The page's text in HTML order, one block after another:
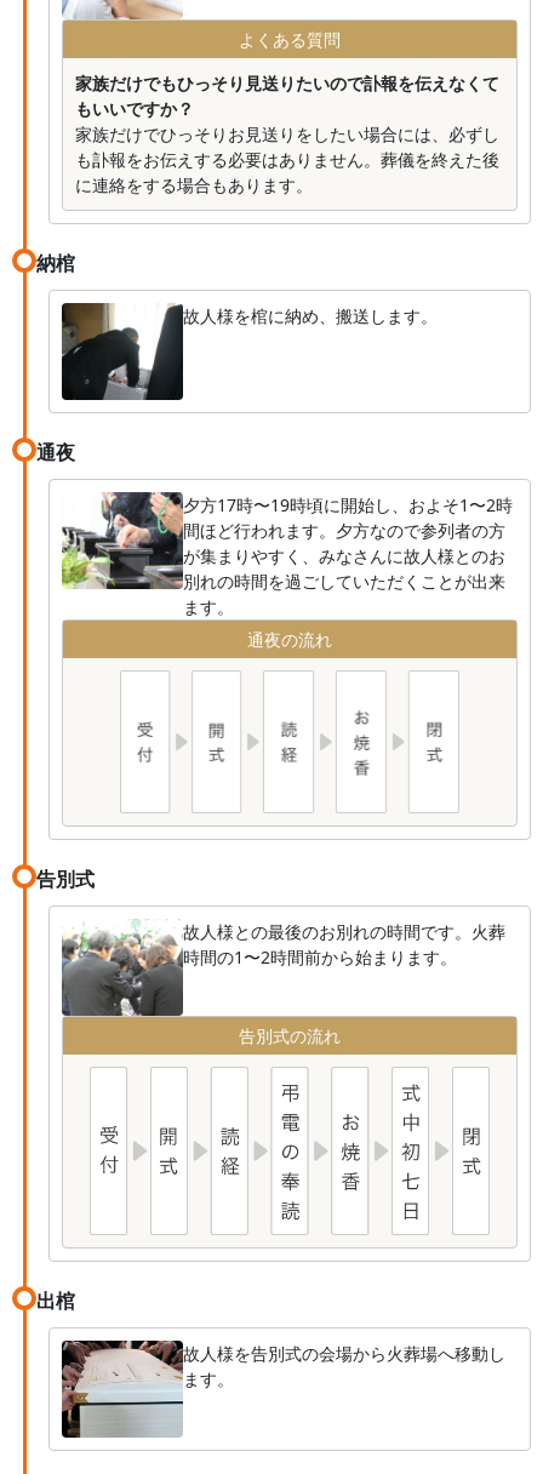
よくある質問
家族だけでもひっそり見送りたいので訃報を伝えなくて
もいいですか？
家族だけでひっそりお見送りをしたい場合には、必ずし
も訃報をお伝えする必要はありません。葬儀を終えた後
に連絡をする場合もあります。
納棺
故人様を棺に納め、搬送します。
通夜
夕方17時〜19時頃に開始し、およそ1〜2時
間ほど行われます。夕方なので参列者の方
が集まりやすく、みなさんに故人様とのお
別れの時間を過ごしていただくことが出来
ます。
通夜の流れ
告別式
故人様との最後のお別れの時間です。火葬
時間の1〜2時間前から始まります。
告別式の流れ
出棺
故人様を告別式の会場から火葬場へ移動し
ます。